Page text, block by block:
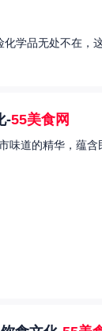
品无处不在
-55美食网
味道的精华，蕴含